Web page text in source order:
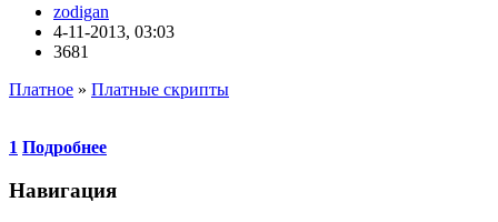
zodigan
4-11-2013, 03:03
3681
Платное » Платные скрипты
1 Подробнее
Навигация